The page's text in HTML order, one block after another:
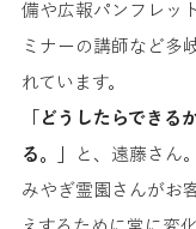
備や広報パンフレッ
ミナーの講師など多
れています。
「どうしたらできる
る。」
と、遠藤さん。
みやぎ霊園さんがお